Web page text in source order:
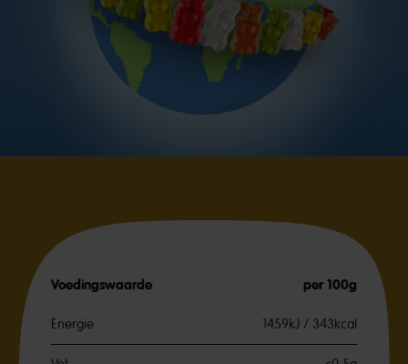
Voedingswaarde per 100g
Energie 1459kJ / 343kcal